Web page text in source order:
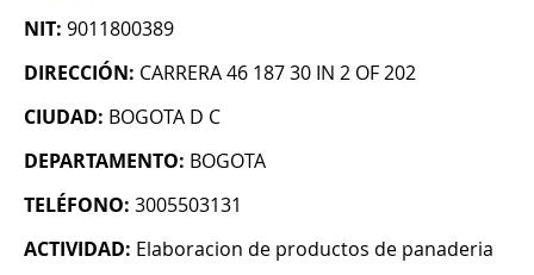
NIT: 9011800389
DIRECCIÓN: CARRERA 46 187 30 IN 2 OF 202
CIUDAD: BOGOTA D C
DEPARTAMENTO: BOGOTA
TELÉFONO: 3005503131
ACTIVIDAD: Elaboracion de productos de panaderia